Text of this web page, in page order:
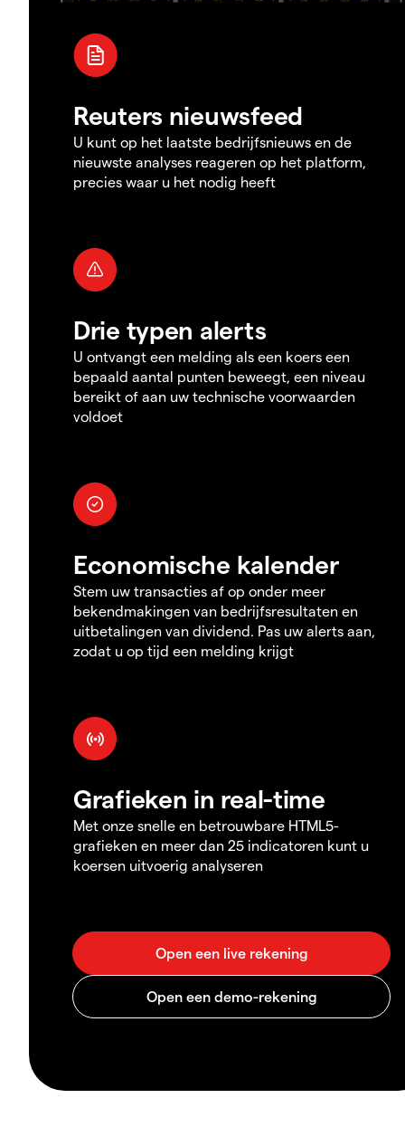
Reuters nieuwsfeed
U kunt op het laatste bedrijfsnieuws en de
nieuwste analyses reageren op het platform,
precies waar u het nodig heeft
Drie typen alerts
U ontvangt een melding als een koers een
bepaald aantal punten beweegt, een niveau
bereikt of aan uw technische voorwaarden
voldoet
Economische kalender
Stem uw transacties af op onder meer
bekendmakingen van bedrijfsresultaten en
uitbetalingen van dividend. Pas uw alerts aan,
zodat u op tijd een melding krijgt
Grafieken in real-time
Met onze snelle en betrouwbare HTML5-
grafieken en meer dan 25 indicatoren kunt u
koersen uitvoerig analyseren